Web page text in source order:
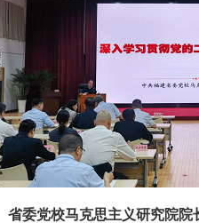
省委党校马克思主义研究院院